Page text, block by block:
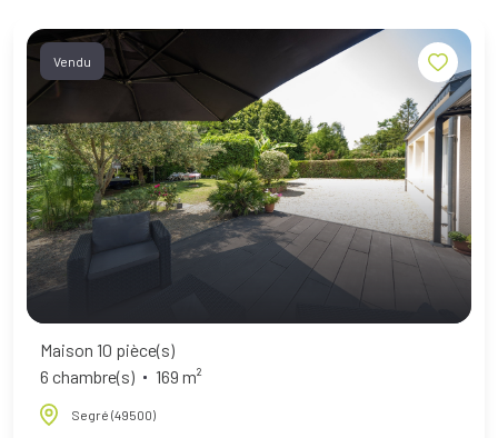
Vendu
Maison 10 pièce(s)
6 chambre(s)
169 m²
Segré (49500)